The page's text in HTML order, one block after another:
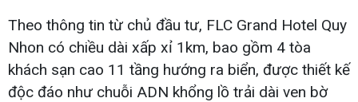
Theo thông tin từ chủ đầu tư, FLC Grand Hotel Quy
Nhon có chiều dài xấp xỉ 1km, bao gồm 4 tòa
khách sạn cao 11 tầng hướng ra biển, được thiết kế
độc đáo như chuỗi ADN khổng lồ trải dài ven bờ